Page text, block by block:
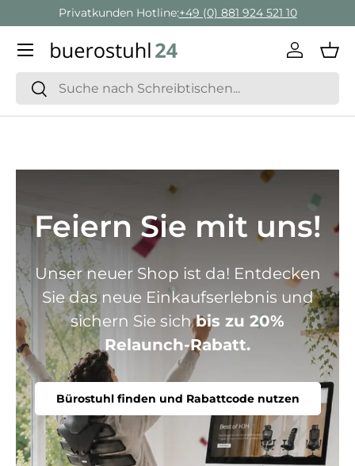
Direkt zum Inhalt
Privatkunden Hotline:+49 (0) 881 924 521 10
Suchen
Suchen
Menü
Feiern Sie mit uns!
Unser neuer Shop ist da! Entdecken
Sie das neue Einkaufserlebnis und
sichern Sie sichbis zu 20%
Relaunch-Rabatt.
Bürostuhl finden und Rabattcode nutzen